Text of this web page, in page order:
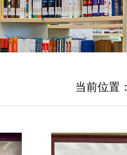
当前位置：